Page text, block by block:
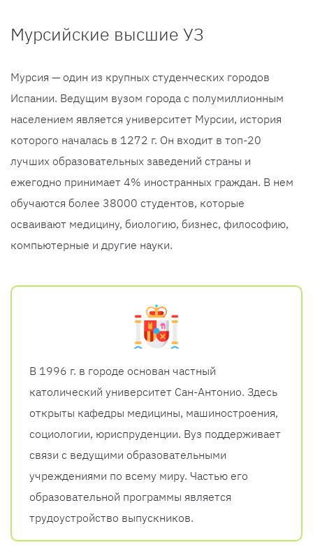
Мурсийские высшие УЗ
Мурсия — один из крупных студенческих городов
Испании. Ведущим вузом города с полумиллионным
населением является университет Мурсии, история
которого началась в 1272 г. Он входит в топ-20
лучших образовательных заведений страны и
ежегодно принимает 4% иностранных граждан. В нем
обучаются более 38000 студентов, которые
осваивают медицину, биологию, бизнес, философию,
компьютерные и другие науки.
В 1996 г. в городе основан частный
католический университет Сан-Антонио. Здесь
открыты кафедры медицины, машиностроения,
социологии, юриспруденции. Вуз поддерживает
связи с ведущими образовательными
учреждениями по всему миру. Частью его
образовательной программы является
трудоустройство выпускников.